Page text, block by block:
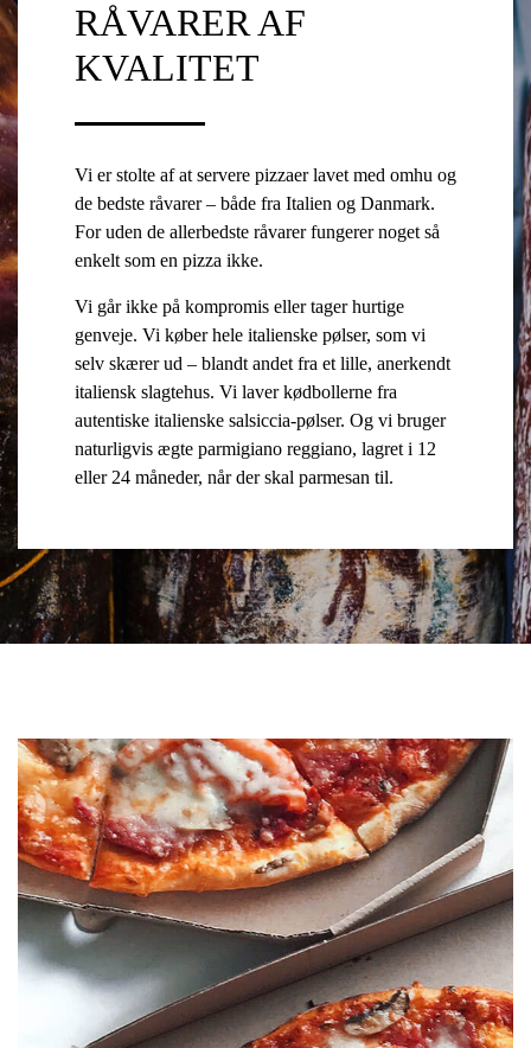
RÅVARER AF
KVALITET
Vi er stolte af at servere pizzaer lavet med omhu og
de bedste råvarer – både fra Italien og Danmark.
For uden de allerbedste råvarer fungerer noget så
enkelt som en pizza ikke.
Vi går ikke på kompromis eller tager hurtige
genveje. Vi køber hele italienske pølser, som vi
selv skærer ud – blandt andet fra et lille, anerkendt
italiensk slagtehus. Vi laver kødbollerne fra
autentiske italienske salsiccia-pølser. Og vi bruger
naturligvis ægte parmigiano reggiano, lagret i 12
eller 24 måneder, når der skal parmesan til.